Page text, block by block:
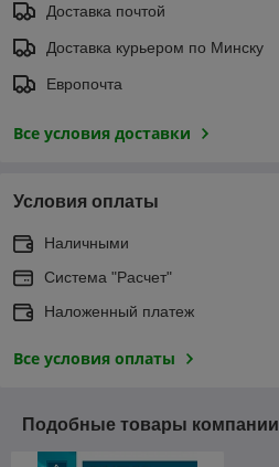
Доставка почтой
Доставка курьером по Минску
Европочта
Все условия доставки
Условия оплаты
Наличными
Система "Расчет"
Наложенный платеж
Все условия оплаты
Подобные товары компании